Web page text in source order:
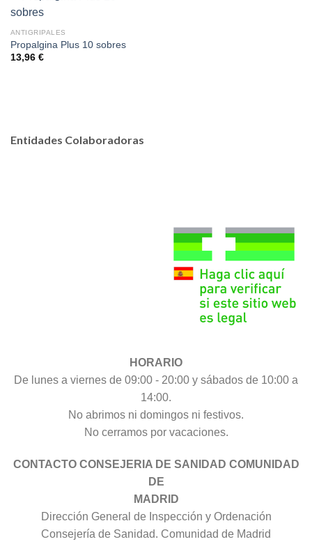
ANTIGRIPALES
Propalgina Plus 10 sobres
13,96 €
Entidades Colaboradoras
HORARIO
De lunes a viernes de 09:00 - 20:00 y sábados de 10:00 a
14:00.
No abrimos ni domingos ni festivos.
No cerramos por vacaciones.
CONTACTO CONSEJERIA DE SANIDAD COMUNIDAD
DE
MADRID
Dirección General de Inspección y Ordenación
Consejería de Sanidad. Comunidad de Madrid